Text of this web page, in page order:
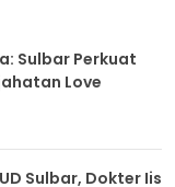
Sulbar Perkuat
Love
Sulbar, Dokter Iis